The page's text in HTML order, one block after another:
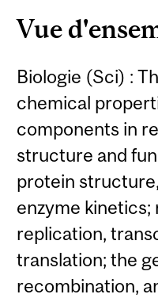
Vue
Biologie (Sci) :
chemical
components in
structure and
protein
enzyme kinetics;
replication,
translation; the
recombination,